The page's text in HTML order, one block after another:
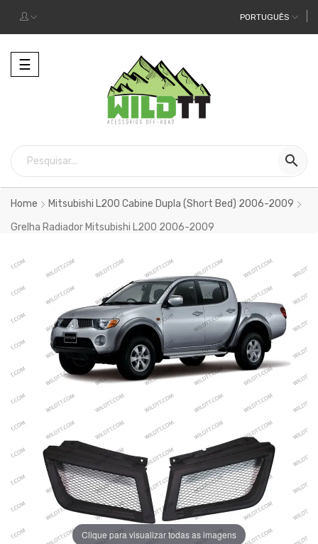
PORTUGUÊS
Alternar
a
☰

Home
Mitsubishi L200 Cabine Dupla (Short Bed) 2006-2009
Grelha Radiador Mitsubishi L200 2006-2009
Clique para visualizar todas as imagens